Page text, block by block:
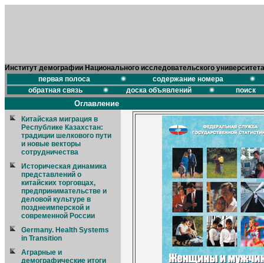
Институт демографии Национального исследовательского
первая полоса
содержание номера
обратная связь
доска объявлений поиск
Оглавление
Китайская миграция в
Республике Казахстан:
традиции шелкового пути
и новые векторы
сотрудничества
Историческая динамика
представлений о
китайских торговцах,
предпринимательстве и
деловой культуре в
позднеимперской и
современной России
Germany. Health Systems
in Transition
Аграрные и
демографические итоги